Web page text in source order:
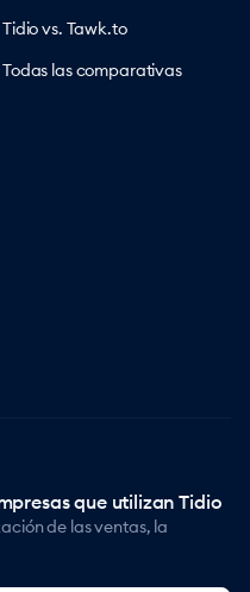
Tidio vs. Tawk.to
Todas las comparativas
que utilizan Tidio
de las ventas, la